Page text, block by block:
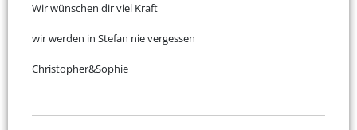
Wir wünschen dir viel Kraft
wir werden in Stefan nie vergessen
Christopher&Sophie